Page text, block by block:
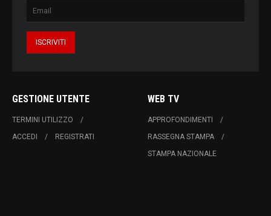
GESTIONE UTENTE
TERMINI UTILIZZO
ACCEDI
REGISTRATI
WEB TV
APPROFONDIMENTI
RASSEGNA STAMPA
STAMPA NAZIONALE